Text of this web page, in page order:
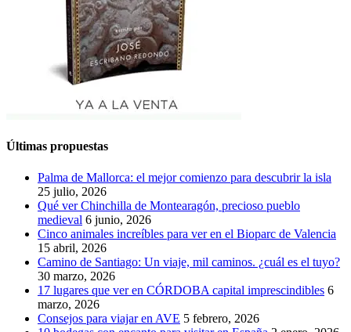
Últimas propuestas
Palma de Mallorca: el mejor comienzo para descubrir la isla
25 julio, 2026
Qué ver Chinchilla de Montearagón, precioso pueblo
medieval 6 junio, 2026
Cinco animales increíbles para ver en el Bioparc de Valencia
15 abril, 2026
Camino de Santiago: Un viaje, mil caminos. ¿cuál es el tuyo?
30 marzo, 2026
17 lugares que ver en CÓRDOBA capital imprescindibles 6
marzo, 2026
Consejos para viajar en AVE 5 febrero, 2026